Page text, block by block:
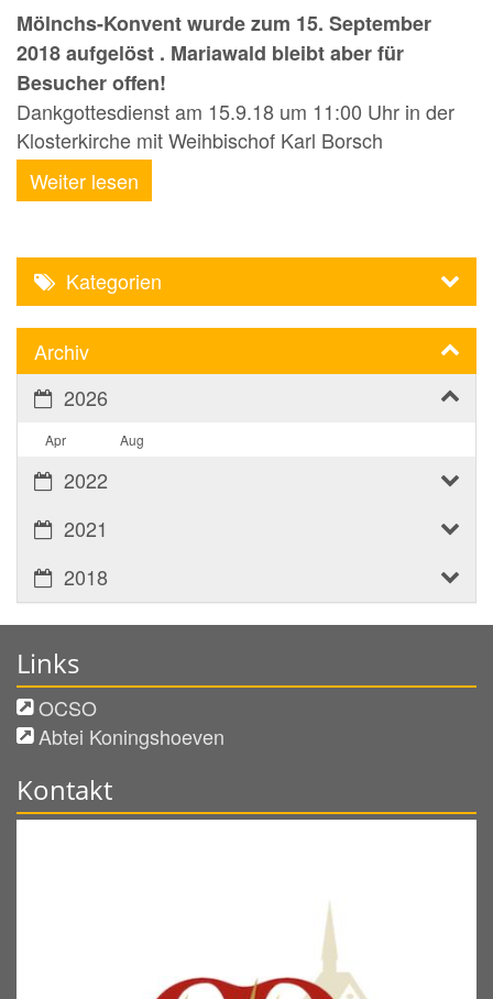
Mölnchs-Konvent wurde zum 15. September
2018 aufgelöst . Mariawald bleibt aber für
Besucher offen!
Dankgottesdienst am 15.9.18 um 11:00 Uhr in der
Klosterkirche mit Weihbischof Karl Borsch
Weiter lesen
Kategorien
Archiv
2026
Apr Aug
2022
2021
2018
Links
OCSO
Abtei Koningshoeven
Kontakt